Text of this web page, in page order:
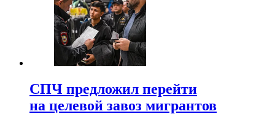
СПЧ предложил перейти
на целевой завоз мигрантов